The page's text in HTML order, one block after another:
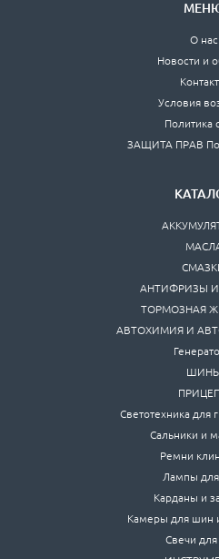
О нас
Новости и
Условия
Политика
ЗАЩИТА ПРАВ
АНТИФРИЗЫ
ТОРМОЗНАЯ
АВТОХИМИЯ И
Светотехника для
Сальники и
Ремни
Лампы для
Карданы и
Камеры для шин
Свечи для